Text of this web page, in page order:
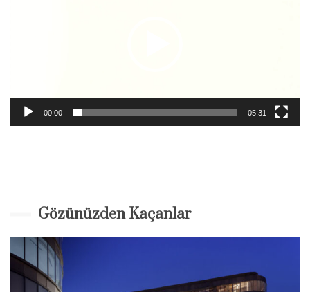
00:00 05:31
Gözünüzden Kaçanlar